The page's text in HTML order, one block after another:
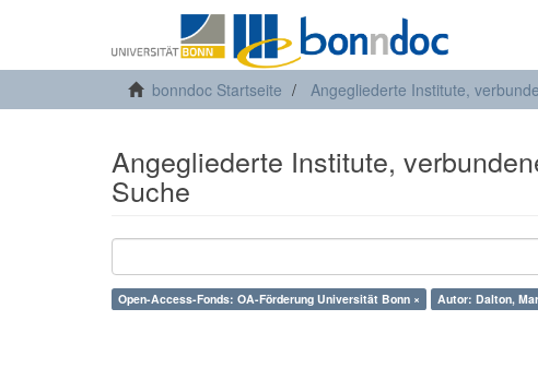
bonndoc Startseite Angegliederte Institute,
Angegliederte Institute,
Suche
Open-Access-Fonds: OA-Förderung Universität Bonn × Autor: Dalton,